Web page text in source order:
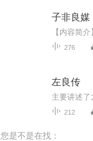
子非良媒
276
左良传
212
您是不是在找：